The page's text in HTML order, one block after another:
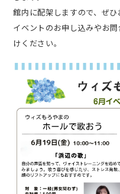
館内に配架しますので、ぜひ
イベントのお申し込みやお
けください。